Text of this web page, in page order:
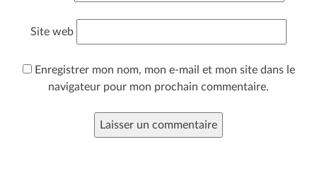
Site web
Enregistrer mon nom, mon e-mail et mon site dans le
navigateur pour mon prochain commentaire.